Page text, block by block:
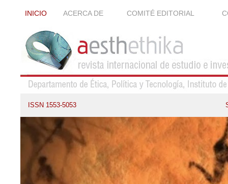
INICIO ACERCA DE COMITÉ EDITORIAL
ISSN 1553-5053